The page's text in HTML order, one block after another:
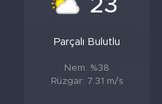
23
Parçalı Bulutlu
Nem: %38
Rüzgar: 7.31 m/s